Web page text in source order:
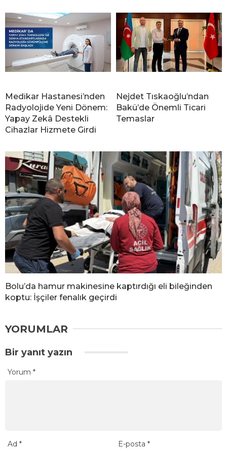
Medikar Hastanesi’nden
Radyolojide Yeni Dönem:
Yapay Zekâ Destekli
Cihazlar Hizmete Girdi
Nejdet Tıskaoğlu’ndan
Bakü’de Önemli Ticari
Temaslar
Bolu’da hamur makinesine kaptırdığı eli bileğinden
koptu: İşçiler fenalık geçirdi
YORUMLAR
Bir yanıt yazın
Yorum *
Ad * E-posta*